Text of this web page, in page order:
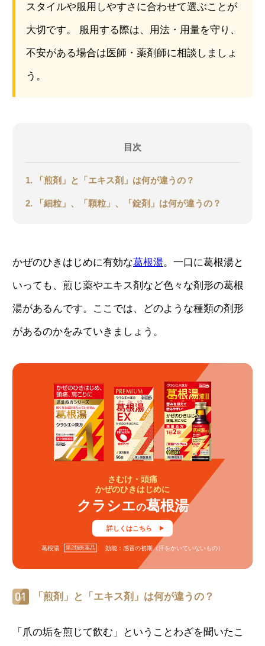
スタイルや服用しやすさに合わせて選ぶことが
大切です。 服用する際は、用法・用量を守り、
不安がある場合は医師・薬剤師に相談しましょ
う。
目次
1. 「煎剤」と「エキス剤」は何が違うの？
2. 「細粒」、「顆粒」、「錠剤」は何が違うの？
かぜのひきはじめに有効な葛根湯。一口に葛根湯と
いっても、煎じ薬やエキス剤など色々な剤形の葛根
湯があるんです。ここでは、どのような種類の剤形
があるのかをみていきましょう。
さむけ・頭痛
かぜのひきはじめに
クラシエの葛根湯
詳しくはこちら
葛根湯 第2類医薬品 効能：感冒の初期（汗をかいていないもの）
「煎剤」と「エキス剤」は何が違うの？
「爪の垢を煎じて飲む」ということわざを聞いたこ